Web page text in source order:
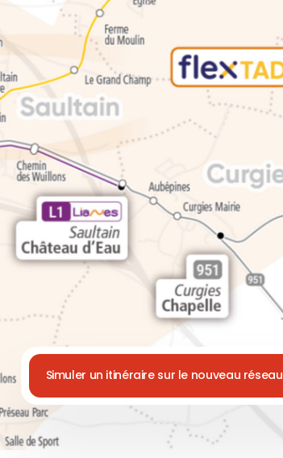
Simuler un itinéraire sur le nouveau réseau